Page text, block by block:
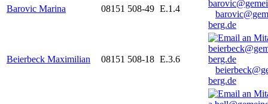
Barovic Marina 08151 508-49 E.1.4
berg.de
Beierbeck Maximilian 08151 508-18 E.3.6
berg.de